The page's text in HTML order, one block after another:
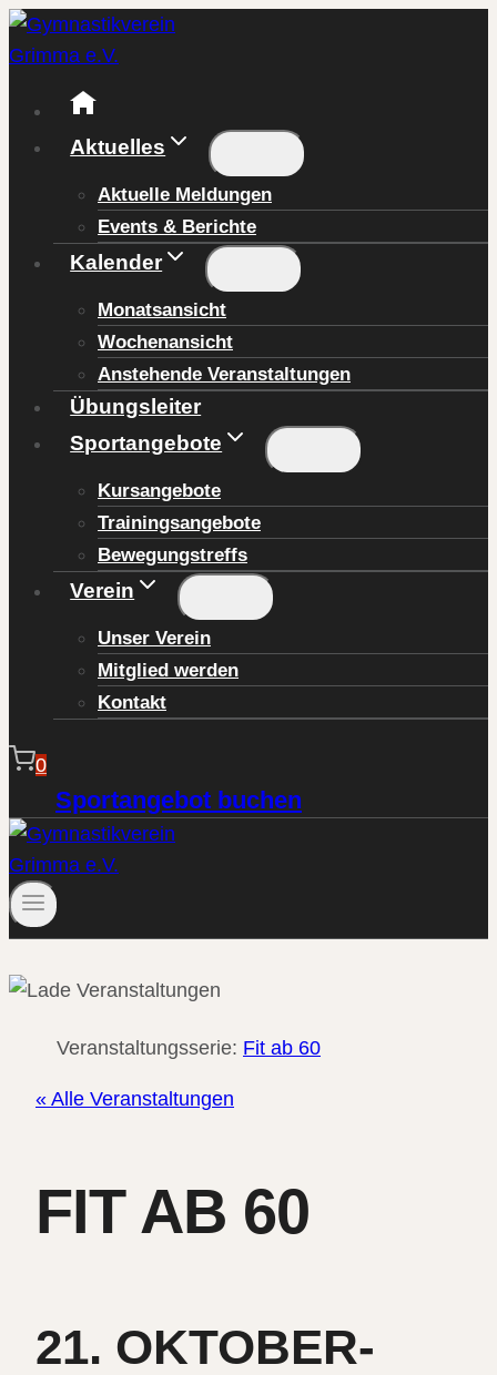
Zum
Inhalt
springen
Aktuelles
Aktuelle Meldungen
Events & Berichte
Kalender
Monatsansicht
Wochenansicht
Anstehende Veranstaltungen
Übungsleiter
Sportangebote
Kursangebote
Trainingsangebote
Bewegungstreffs
Verein
Unser Verein
Mitglied werden
Kontakt
0
Sportangebot buchen
Veranstaltungsserie: Fit ab 60
« Alle Veranstaltungen
FIT AB 60
21. OKTOBER-